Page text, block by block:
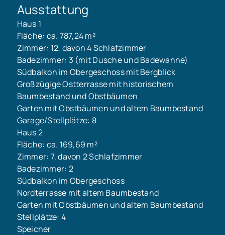
Ausstattung
Haus 1
Fläche: ca. 787,24 m²
Zimmer: 12, davon 4 Schlafzimmer
Badezimmer: 3 (mit Dusche und Badewanne)
Südbalkon im Obergeschoss mit Bergblick
Großzügige Ostterrasse mit historischem
Baumbestand und Obstbäumen
Garten mit Obstbäumen und altem Baumbestand
Garage/Stellplätze: 8
Haus 2
Fläche: ca. 169,69 m²
Zimmer: 7, davon 2 Schlafzimmer
Badezimmer: 2
Südbalkon im Obergeschoss
Nordterrasse mit altem Baumbestand
Garten mit Obstbäumen und altem Baumbestand
Stellplätze: 4
Speicher